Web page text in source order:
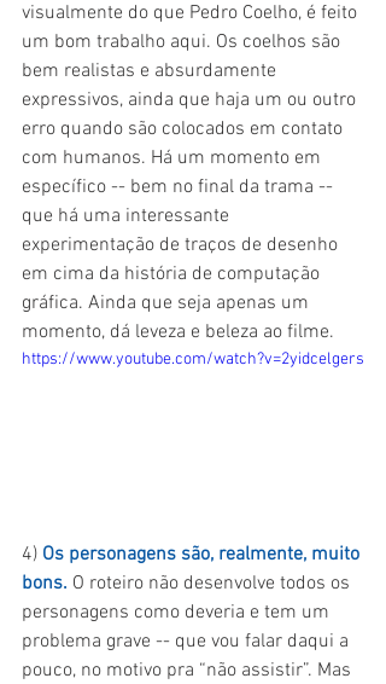
visualmente do que Pedro Coelho, é feito
um bom trabalho aqui. Os coelhos são
bem realistas e absurdamente
expressivos, ainda que haja um ou outro
erro quando são colocados em contato
com humanos. Há um momento em
específico -- bem no final da trama --
que há uma interessante
experimentação de traços de desenho
em cima da história de computação
gráfica. Ainda que seja apenas um
momento, dá leveza e beleza ao filme.
https://www.youtube.com/watch?v=2yidcelgers
4) Os personagens são, realmente, muito
bons. O roteiro não desenvolve todos os
personagens como deveria e tem um
problema grave -- que vou falar daqui a
pouco, no motivo pra “não assistir”. Mas